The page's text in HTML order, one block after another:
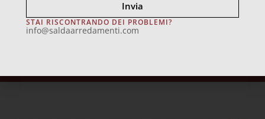
LZ-RX21991
Home/Tessuti/Categoria B/Campionario
Invia
STAI RISCONTRANDO DEI PROBLEMI?
info@saldaarredamenti.com